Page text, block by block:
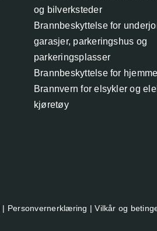
og bilverksteder
Brannbeskyttelse for
garasjer, parkeringshus og
parkeringsplasser
Brannbeskyttelse for
Brannvern for elsykler og
kjøretøy
| Personvernerklæring |Vilkår og